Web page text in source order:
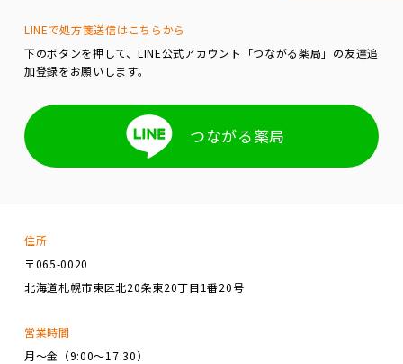
LINEで処方箋送信はこちらから
下のボタンを押して、LINE公式アカウント「つながる薬局」の友達追
加登録をお願いします。
つながる薬局
住所
〒065-0020
北海道札幌市東区北20条東20丁目1番20号
営業時間
月～金（9:00～17:30）